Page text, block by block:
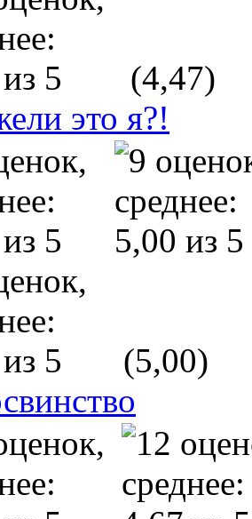
(4,47)
это я?!
(5,00)